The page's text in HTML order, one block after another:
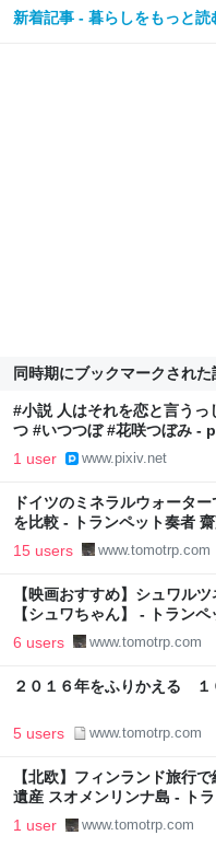
新着記事 - 暮らしをもっと読
同時期にブックマークされた
#小説 人はそれを恋と言う
つ #いつつぼ #花咲つぼみ -
1 user www.pixiv.net
ドイツのミネラルウォータ
を比較 - トランペット奏者
15 users www.tomotrp.com
【映画おすすめ】シュワル
【シュワちゃん】 - トラン
6 users www.tomotrp.com
２０１６年をふりかえる
5 users www.tomotrp.com
【北欧】フィンランド旅行
遺産 スオメンリンナ島 - ト
1 user www.tomotrp.com